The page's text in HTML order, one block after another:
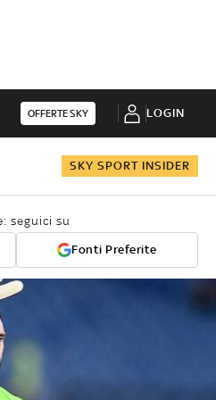
OFFERTE SKY LOGIN
SKY SPORT INSIDER
seguici su
Fonti Preferite